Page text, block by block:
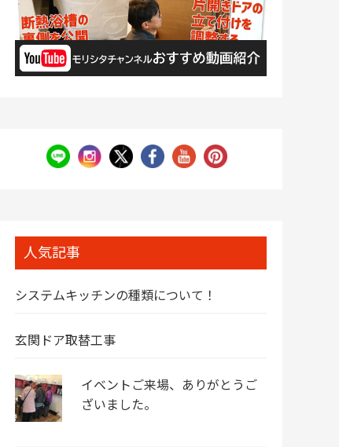
人気記事
システムキッチンの種類について！
玄関ドア取替工事
イベントご来場、ありがとうご
ざいました。